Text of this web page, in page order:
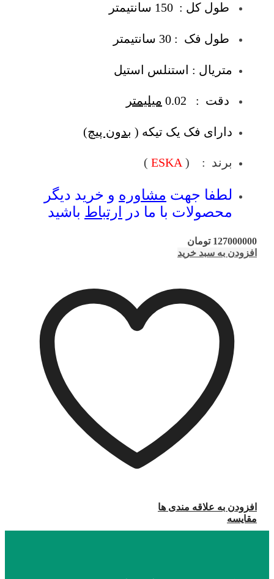
طول کل : 150 سانتیمتر
طول فک : 30 سانتیمتر
متریال : استنلس استیل
دقت : 0.02 میلیمتر
دارای فک یک تیکه ( بدون پیچ)
برند : (ESKA
)
لطفا جهت مشاوره و خرید دیگر
محصولات با ما در
ارتباط باشید
127000000 تومان
افزودن به سبد خرید
افزودن به علاقه مندی ها
مقایسه